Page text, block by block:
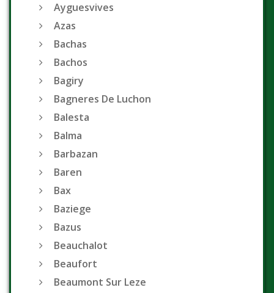
Ayguesvives
Azas
Bachas
Bachos
Bagiry
Bagneres De Luchon
Balesta
Balma
Barbazan
Baren
Bax
Baziege
Bazus
Beauchalot
Beaufort
Beaumont Sur Leze